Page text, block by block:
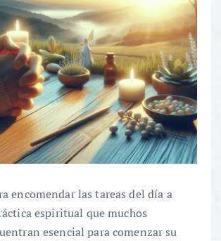
encomendar las tareas del día a
espiritual que muchos
esencial para comenzar su